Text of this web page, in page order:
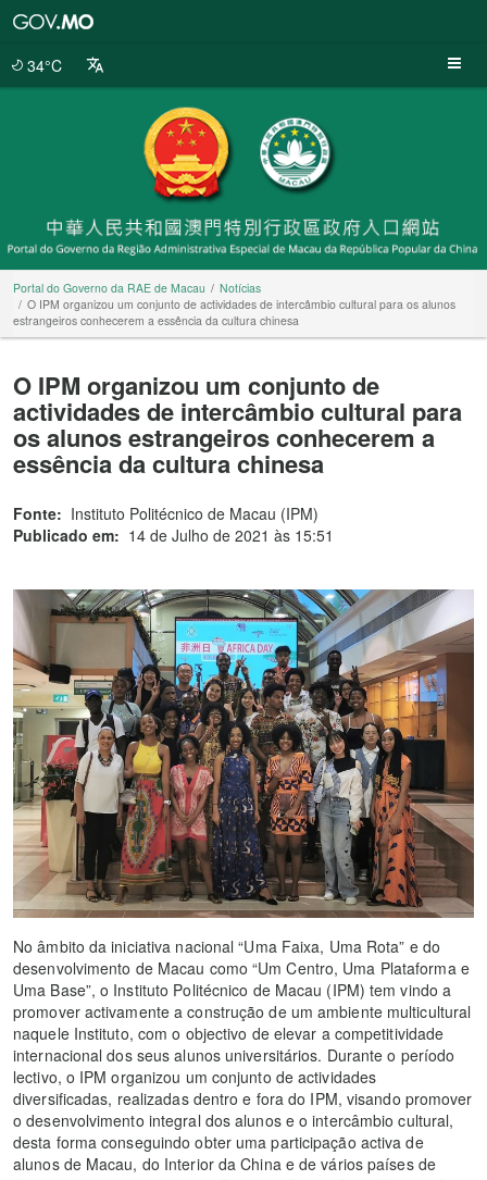
34°C
Portal do Governo da RAE de Macau
Notícias
O IPM organizou um conjunto de actividades de intercâmbio cultural para os alunos
estrangeiros conhecerem a essência da cultura chinesa
O IPM organizou um conjunto de
actividades de intercâmbio cultural para
os alunos estrangeiros conhecerem a
essência da cultura chinesa
Fonte: Instituto Politécnico de Macau (IPM)
Publicado em: 14 de Julho de 2021 às 15:51
No âmbito da iniciativa nacional “Uma Faixa, Uma Rota” e do
desenvolvimento de Macau como “Um Centro, Uma Plataforma e
Uma Base”, o Instituto Politécnico de Macau (IPM) tem vindo a
promover activamente a construção de um ambiente multicultural
naquele Instituto, com o objectivo de elevar a competitividade
internacional dos seus alunos universitários. Durante o período
lectivo, o IPM organizou um conjunto de actividades
diversificadas, realizadas dentro e fora do IPM, visando promover
o desenvolvimento integral dos alunos e o intercâmbio cultural,
desta forma conseguindo obter uma participação activa de
alunos de Macau, do Interior da China e de vários países de